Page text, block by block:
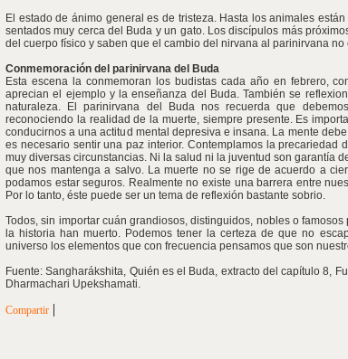
El estado de ánimo general es de tristeza. Hasta los animales
sentados muy cerca del Buda y un gato. Los discípulos más
del cuerpo físico y saben que el cambio del nirvana al parinirvana no
Conmemoración del parinirvana del Buda
Esta escena la conmemoran los budistas cada año en febrero,
aprecian el ejemplo y la enseñanza del Buda. También se
naturaleza. El parinirvana del Buda nos recuerda que
reconociendo la realidad de la muerte, siempre presente. Es
conducirnos a una actitud mental depresiva e insana. La mente
es necesario sentir una paz interior. Contemplamos la
muy diversas circunstancias. Ni la salud ni la juventud son garantía
que nos mantenga a salvo. La muerte no se rige de acuerdo a
podamos estar seguros. Realmente no existe una barrera entre
Por lo tanto, éste puede ser un tema de reflexión bastante sobrio.
Todos, sin importar cuán grandiosos, distinguidos, nobles o
la historia han muerto. Podemos tener la certeza de que no
universo los elementos que con frecuencia pensamos que son
Fuente: Sangharákshita, Quién es el Buda, extracto del capítulo 8,
Dharmachari Upekshamati.
Compartir |